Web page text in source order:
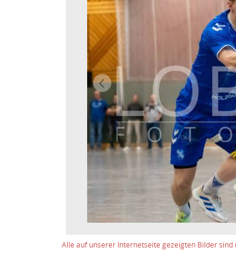
Alle auf unserer Internetseite gezeigten Bilder